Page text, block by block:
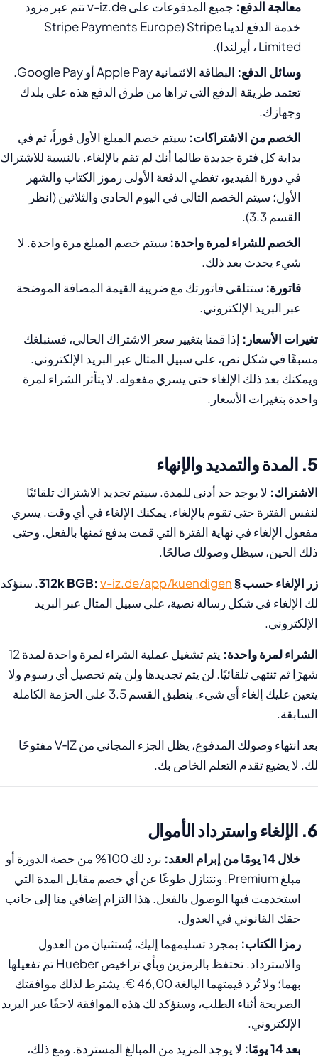
معالجة الدفع:
جميع المدفوعات على v-iz.de تتم عبر مزود
خدمة الدفع لدينا Stripe (Stripe Payments Europe
Limited ، أيرلندا).
وسائل الدفع:
البطاقة الائتمانية Apple Pay أو Google Pay.
تعتمد طريقة الدفع التي تراها من طرق الدفع هذه على بلدك
وجهازك.
الخصم من الاشتراكات: سيتم خصم المبلغ الأول فوراً، ثم في
بداية كل فترة جديدة طالما أنك لم تقم بالإلغاء. بالنسبة للاشتراك
في دورة الفيديو، تغطي الدفعة الأولى رموز الكتاب والشهر
الأول؛ سيتم الخصم التالي في اليوم الحادي والثلاثين (انظر
القسم 3.3).
الخصم للشراء لمرة واحدة: سيتم خصم المبلغ مرة واحدة. لا
شيء يحدث بعد ذلك.
فاتورة: ستتلقى فاتورتك مع ضريبة القيمة المضافة الموضحة
عبر البريد الإلكتروني.
تغيرات الأسعار: إذا قمنا بتغيير سعر الاشتراك الحالي، فسنبلغك
مسبقًا في شكل نص، على سبيل المثال عبر البريد الإلكتروني.
ويمكنك بعد ذلك الإلغاء حتى يسري مفعوله. لا يتأثر الشراء لمرة
واحدة بتغيرات الأسعار.
5. المدة والتمديد والإنهاء
الاشتراك: لا يوجد حد أدنى للمدة. سيتم تجديد الاشتراك تلقائيًا
لنفس الفترة حتى تقوم بالإلغاء. يمكنك الإلغاء في أي وقت. يسري
مفعول الإلغاء في نهاية الفترة التي قمت بدفع ثمنها بالفعل. وحتى
ذلك الحين، سيظل وصولك صالحًا.
زر الإلغاء حسب § 312k BGB:v-iz.de/app/kuendigen
. سنؤكد
لك الإلغاء في شكل رسالة نصية، على سبيل المثال عبر البريد
الإلكتروني.
الشراء لمرة واحدة:
يتم تشغيل عملية الشراء لمرة واحدة لمدة 12
شهرًا ثم تنتهي تلقائيًا. لن يتم تجديدها ولن يتم تحصيل أي رسوم ولا
يتعين عليك إلغاء أي شيء. ينطبق القسم 3.5 على الحزمة الكاملة
السابقة.
بعد انتهاء وصولك المدفوع، يظل الجزء المجاني من V‑IZ مفتوحًا
لك. لا يضيع تقدم التعلم الخاص بك.
6. الإلغاء واسترداد الأموال
خلال 14 يومًا من إبرام العقد:
نرد لك 100% من حصة الدورة أو
مبلغ Premium. ونتنازل طوعًا عن أي خصم مقابل المدة التي
استخدمت فيها الوصول بالفعل. هذا التزام إضافي منا إلى جانب
حقك القانوني في العدول.
رمزا الكتاب: بمجرد تسليمهما إليك، يُستثنيان من العدول
والاسترداد. تحتفظ بالرمزين وبأي تراخيص Hueber تم تفعيلها
بهما؛ ولا تُرد قيمتهما البالغة 46,00 €. يشترط لذلك موافقتك
الصريحة أثناء الطلب، وسنؤكد لك هذه الموافقة لاحقًا عبر البريد
الإلكتروني.
بعد 14 يومًا:
لا يوجد المزيد من المبالغ المستردة. ومع ذلك،